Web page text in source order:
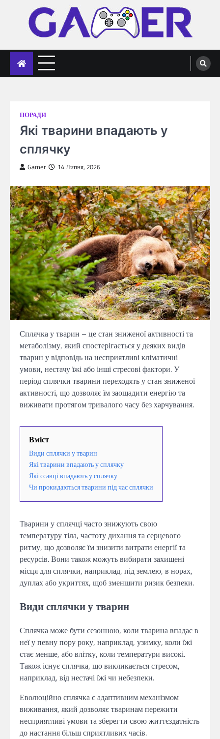
gameronline.biz
ПОРАДИ
Які тварини впадають у
сплячку
Gamer 14 Липня, 2026
Сплячка у тварин – це стан зниженої активності та
метаболізму, який спостерігається у деяких видів
тварин у відповідь на несприятливі кліматичні
умови, нестачу їжі або інші стресові фактори. У
період сплячки тварини переходять у стан зниженої
активності, що дозволяє їм заощадити енергію та
виживати протягом тривалого часу без харчування.
Вміст
Види сплячки у тварин
Які тварини впадають у сплячку
Які ссавці впадають у сплячку
Чи прокидаються тварини під час сплячки
Тварини у сплячці часто знижують свою
температуру тіла, частоту дихання та серцевого
ритму, що дозволяє їм знизити витрати енергії та
ресурсів. Вони також можуть вибирати захищені
місця для сплячки, наприклад, під землею, в норах,
дуплах або укриттях, щоб зменшити ризик безпеки.
Види сплячки у тварин
Сплячка може бути сезонною, коли тварина впадає в
неї у певну пору року, наприклад, узимку, коли їжі
стає менше, або влітку, коли температури високі.
Також існує сплячка, що викликається стресом,
наприклад, від нестачі їжі чи небезпеки.
Еволюційно сплячка є адаптивним механізмом
виживання, який дозволяє тваринам пережити
несприятливі умови та зберегти свою життєздатність
до настання більш сприятливих часів.